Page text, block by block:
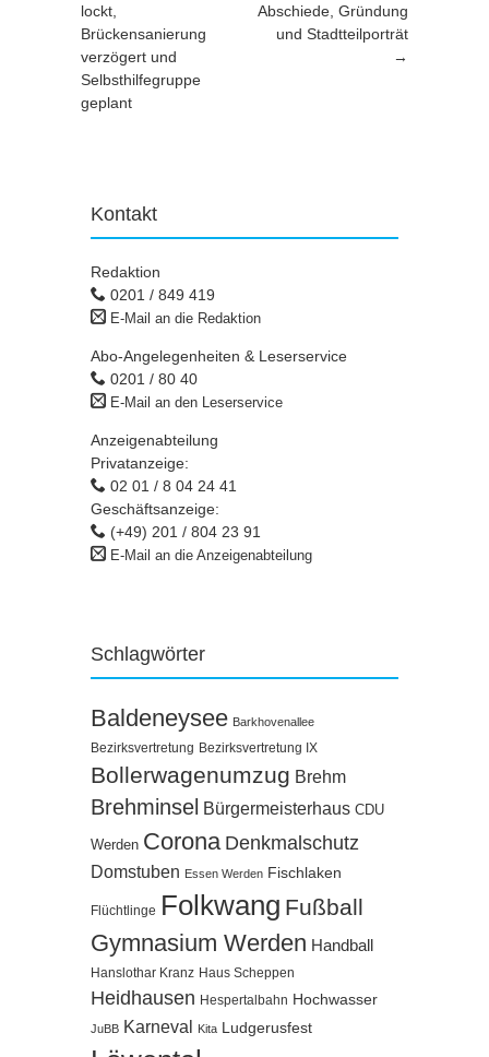
lockt,
Brückensanierung
verzögert und
Selbsthilfegruppe
geplant
Abschiede, Gründung
und Stadtteilporträt
→
Kontakt
Redaktion
0201 / 849 419
E-Mail an die Redaktion
Abo-Angelegenheiten & Leserservice
0201 / 80 40
E-Mail an den Leserservice
Anzeigenabteilung
Privatanzeige:
02 01 / 8 04 24 41
Geschäftsanzeige:
(+49) 201 / 804 23 91
E-Mail an die Anzeigenabteilung
Schlagwörter
Baldeneysee Barkhovenallee
Bezirksvertretung Bezirksvertretung IX
Bollerwagenumzug Brehm
Brehminsel Bürgermeisterhaus CDU
Werden Corona Denkmalschutz
Domstuben Essen Werden Fischlaken
Flüchtlinge Folkwang Fußball
Gymnasium Werden Handball
Hanslothar Kranz Haus Scheppen
Heidhausen Hespertalbahn Hochwasser
JuBB Karneval Kita Ludgerusfest